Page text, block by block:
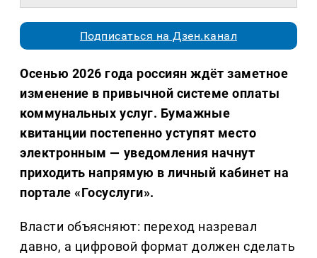
Подписаться на Дзен.канал
Осенью 2026 года россиян ждёт заметное
изменение в привычной системе оплаты
коммунальных услуг. Бумажные
квитанции постепенно уступят место
электронным — уведомления начнут
приходить напрямую в личный кабинет на
портале «Госуслуги».
Власти объясняют: переход назревал
давно, а цифровой формат должен сделать